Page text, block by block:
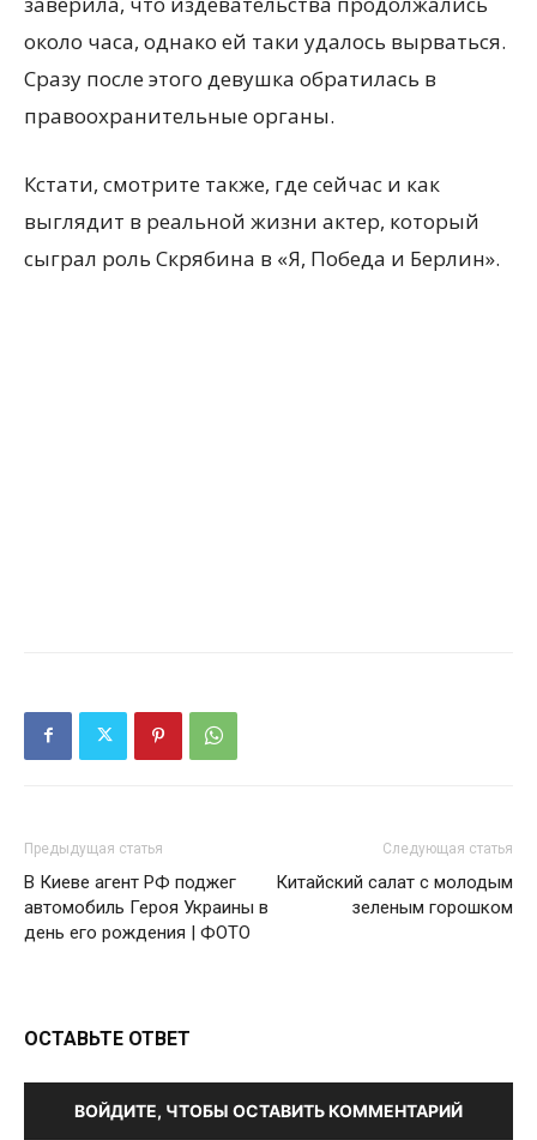
около часа, однако ей таки удалось вырваться.
Сразу после этого девушка обратилась в
правоохранительные органы.
Кстати, смотрите также, где сейчас и как
выглядит в реальной жизни актер, который
сыграл роль Скрябина в «Я, Победа и Берлин».
Предыдущая статья
В Киеве агент РФ поджег
автомобиль Героя Украины в
день его рождения | ФОТО
Следующая статья
Китайский салат с молодым
зеленым горошком
ОСТАВЬТЕ ОТВЕТ
ВОЙДИТЕ, ЧТОБЫ ОСТАВИТЬ КОММЕНТАРИЙ